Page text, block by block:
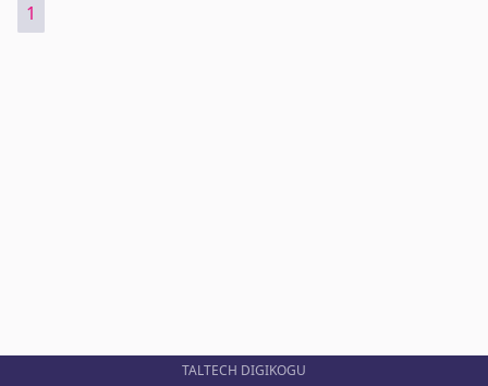
1
TALTECH DIGIKOGU